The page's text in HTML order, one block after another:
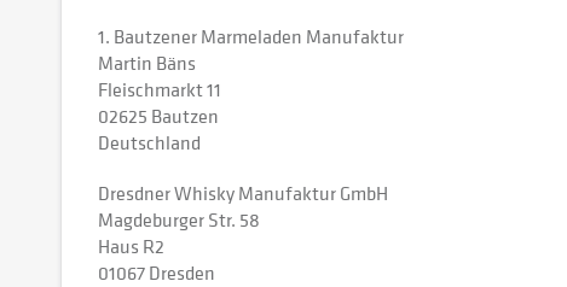
1. Bautzener Marmeladen Manufaktur
Martin Bäns
Fleischmarkt 11
02625 Bautzen
Deutschland
Dresdner Whisky Manufaktur GmbH
Magdeburger Str. 58
Haus R2
01067 Dresden